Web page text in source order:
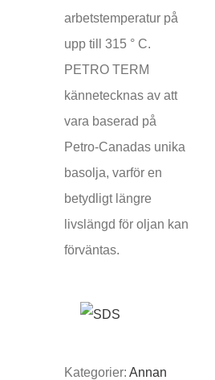
arbetstemperatur på
upp till 315 ° C.
PETRO TERM
kännetecknas av att
vara baserad på
Petro-Canadas unika
basolja, varför en
betydligt längre
livslängd för oljan kan
förväntas.
Kategorier: Annan